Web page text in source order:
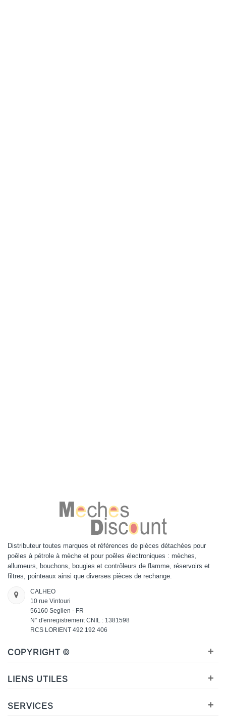
Distributeur toutes marques et références de pièces détachées pour
poêles à pétrole à mèche et pour poêles électroniques : mèches,
allumeurs, bouchons, bougies et contrôleurs de flamme, réservoirs et
filtres, pointeaux ainsi que diverses pièces de rechange.
CALHEO
10 rue Vintouri
56160 Seglien - FR
N° d'enregistrement CNIL : 1381598
RCS LORIENT 492 192 406
COPYRIGHT © +
LIENS UTILES +
SERVICES +